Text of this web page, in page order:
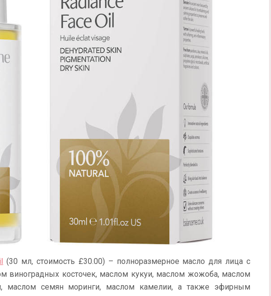
(30 мл, стоимость £30.00) – полноразмерное масло для лица с
виноградных косточек, маслом кукуи, маслом жожоба, маслом
маслом семян моринги, маслом камелии, а также эфирным